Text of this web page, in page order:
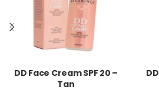
DD Face Cream SPF 20 –
Tan